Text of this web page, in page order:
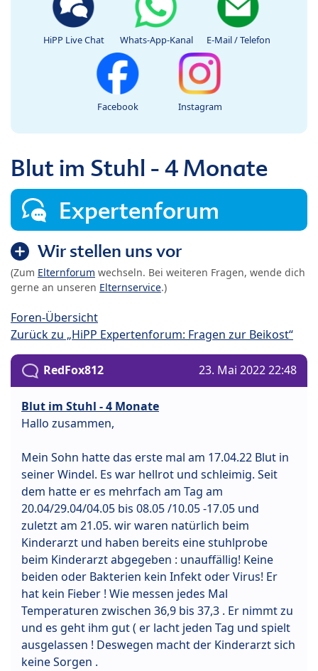
HiPP Live Chat Whats-App-Kanal E-Mail / Telefon
Facebook Instagram
Blut im Stuhl - 4 Monate
Expertenforum
Wir stellen uns vor
(Zum Elternforum wechseln. Bei weiteren Fragen, wende dich
gerne an unseren Elternservice.)
Foren-Übersicht
Zurück zu „HiPP Expertenforum: Fragen zur Beikost“
RedFox812 23. Mai 2022 22:48
Blut im Stuhl - 4 Monate
Hallo zusammen,
Mein Sohn hatte das erste mal am 17.04.22 Blut in
seiner Windel. Es war hellrot und schleimig. Seit
dem hatte er es mehrfach am Tag am
20.04/29.04/04.05 bis 08.05 /10.05 -17.05 und
zuletzt am 21.05. wir waren natürlich beim
Kinderarzt und haben bereits eine stuhlprobe
beim Kinderarzt abgegeben : unauffällig! Keine
beiden oder Bakterien kein Infekt oder Virus! Er
hat kein Fieber ! Wie messen jedes Mal
Temperaturen zwischen 36,9 bis 37,3 . Er nimmt zu
und es geht ihm gut ( er lacht jeden Tag und spielt
ausgelassen ! Deswegen macht der Kinderarzt sich
keine Sorgen .